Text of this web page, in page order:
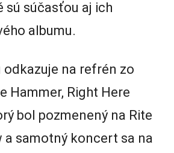
sú súčasťou aj ich
albumu.
odkazuje na refrén zo
Hammer, Right Here
bol pozmenený na Rite
a samotný koncert sa na